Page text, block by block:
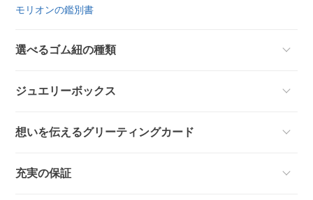
モリオンの鑑別書
選べるゴム紐の種類
ジュエリーボックス
想いを伝えるグリーティングカード
充実の保証